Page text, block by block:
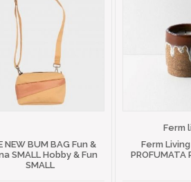
NEW BUM BAG Fun &
SMALL Hobby & Fun
SMALL
Ferm
Ferm Living
PROFUMATA